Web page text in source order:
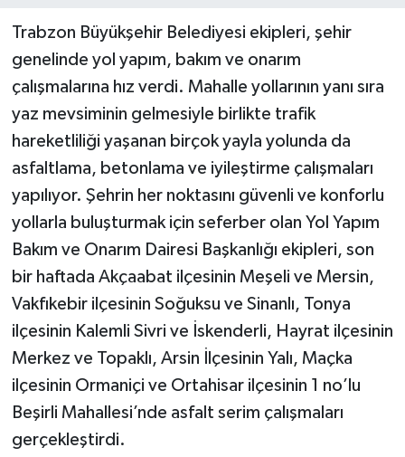
Trabzon Büyükşehir Belediyesi ekipleri, şehir
genelinde yol yapım, bakım ve onarım
çalışmalarına hız verdi. Mahalle yollarının yanı sıra
yaz mevsiminin gelmesiyle birlikte trafik
hareketliliği yaşanan birçok yayla yolunda da
asfaltlama, betonlama ve iyileştirme çalışmaları
yapılıyor. Şehrin her noktasını güvenli ve konforlu
yollarla buluşturmak için seferber olan Yol Yapım
Bakım ve Onarım Dairesi Başkanlığı ekipleri, son
bir haftada Akçaabat ilçesinin Meşeli ve Mersin,
Vakfıkebir ilçesinin Soğuksu ve Sinanlı, Tonya
ilçesinin Kalemli Sivri ve İskenderli, Hayrat ilçesinin
Merkez ve Topaklı, Arsin İlçesinin Yalı, Maçka
ilçesinin Ormaniçi ve Ortahisar ilçesinin 1 no’lu
Beşirli Mahallesi’nde asfalt serim çalışmaları
gerçekleştirdi.